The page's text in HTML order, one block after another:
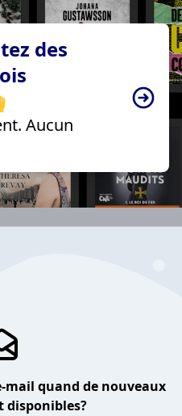
des
Aucun
mail quand de nouveaux
disponibles?